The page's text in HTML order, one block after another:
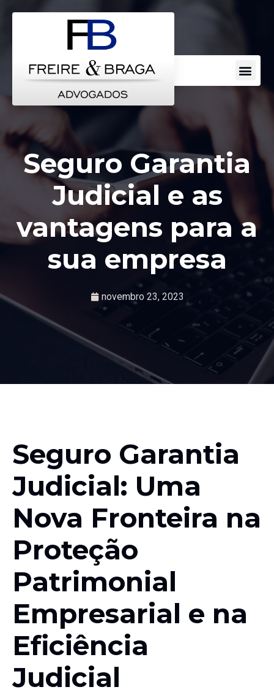
Seguro Garantia
Judicial e as
vantagens para a
sua empresa
novembro 23, 2023
Seguro Garantia
Judicial: Uma
Nova Fronteira na
Proteção
Patrimonial
Empresarial e na
Eficiência
Judicial